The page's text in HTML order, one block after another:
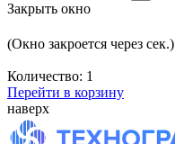
Закрыть окно
(Окно закроется через сек.)
Количество: 1
Перейти в корзину
наверх